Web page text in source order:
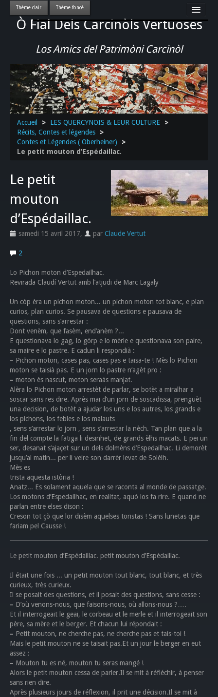
Ò Fial Dels Carcinòls Vertuoses
Los Amics del Patrimòni Carcinòl
Accueil
LES QUERCYNOIS & LEUR CULTURE
PATRIMOINE
GASTRONOMIE
ACTUALITE-CULTURE-EVENEMENTS LOCAUX
>>
Accueil > LES QUERCYNOIS & LEUR CULTURE
>
Récits, Contes et légendes
>
Contes et Légendes ( Oberheiner)
>
Le petit mouton d’Espédaillac.
Le petit
mouton
d’Espédaillac.
samedi 15 avril 2017, par Claude Vertut
2
Lo Pichon moton d’Espedailhac.
Revirada Claudí Vertut amb l’atjudi de Marc Lagaly
Un còp èra un pichon moton... un pichon moton tot blanc, e plan
curios, plan curios. Se pausava de questions e pausava de
questions, sans s’arrestar :
Dont venèm, que fasèm, end’anèm ?...
E questionava lo gag, lo gòrp e lo mèrle e questionava son paire,
sa maire e lo pastre. E cadun li respondià :
– Pichon moton, cases pas, cases pas e taisa-te ! Mès lo Pichon
moton se taisià pas. E un jorn lo pastre n’agèt pro :
– moton ès nascut, moton seraàs manjat.
Alèra lo Pichon moton arrestèt de parlar, se botèt a miralhar a
soscar sans res dire. Après mai d’un jorn de soscadissa, prenguèt
una decision, de botèt a ajudar los uns e los autres, los grands e
los pichons, los febles e los malauts
, sens s’arrestar lo jorn , sens s’arrestar la nèch. Tan plan que a la
fin del compte la fatiga li desinhet, de grands èlhs macats. E pei un
ser, desanat s’ajaçet sur un dels dolmèns d’Espedailhac. Li demorèt
jusqu’al matin... per li veire son darrèr levat de Solèlh.
Mès es
trista aquesta istòria !
Anatz... Es solament aquela que se raconta al monde de passatge.
Los motons d’Espedailhac, en realitat, aquò los fa rire. E quand ne
parlan entre elses dison :
Creson tot çò que lor disèm aquelses toristas ! Sans lunetas que
fariam pel Causse !
Le petit mouton d’Espédaillac. petit mouton d’Espédaillac.
Il était une fois ... un petit mouton tout blanc, tout blanc, et très
curieux, très curieux.
Il se posait des questions, et il posait des questions, sans cesse :
– D’où venons-nous, que faisons-nous, où allons-nous ?….
Et il interrogeait le geai, le corbeau et le merle et il interrogeait son
père, sa mère et le berger. Et chacun lui répondait :
– Petit mouton, ne cherche pas, ne cherche pas et tais-toi !
Mais le petit mouton ne se taisait pas.Et un jour le berger en eut
assez :
– Mouton tu es né, mouton tu seras mangé !
Alors le petit mouton cessa de parler.Il se mit à réfléchir, à penser
sans rien dire.
Après plusieurs jours de réflexion, il prit une décision.Il se mit à